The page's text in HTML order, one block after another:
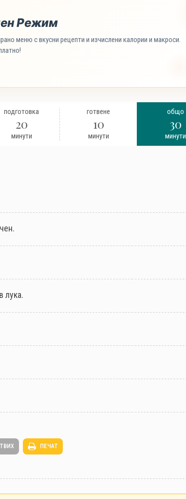
Режим
меню с вкусни рецепти и изчислени калории и макроси.
подготовка
20
минути
готвене
10
минути
общо
30
минути
лука.
ПЕЧАТ